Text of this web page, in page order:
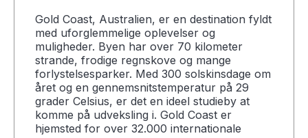
Gold Coast, Australien, er en destination fyldt
med uforglemmelige oplevelser og
muligheder. Byen har over 70 kilometer
strande, frodige regnskove og mange
forlystelsesparker. Med 300 solskinsdage om
året og en gennemsnitstemperatur på 29
grader Celsius, er det en ideel studieby at
komme på udveksling i. Gold Coast er
hjemsted for over 32.000 internationale